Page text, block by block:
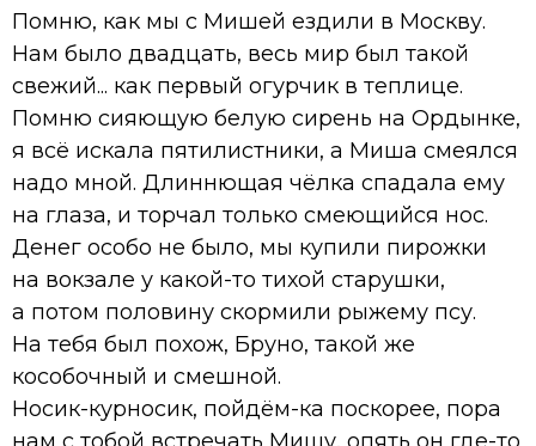
Помню, как мы с Мишей ездили в Москву.
Нам было двадцать, весь мир был такой
свежий... как первый огурчик в теплице.
Помню сияющую белую сирень на Ордынке,
я всё искала пятилистники, а Миша смеялся
надо мной. Длиннющая чёлка спадала ему
на глаза, и торчал только смеющийся нос.
Денег особо не было, мы купили пирожки
на вокзале у какой-то тихой старушки,
а потом половину скормили рыжему псу.
На тебя был похож, Бруно, такой же
кособочный и смешной.
Носик-курносик, пойдём-ка поскорее, пора
нам с тобой встречать Мишу, опять он где-то